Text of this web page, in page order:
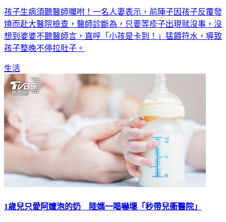
孩子生病須聽醫師囑咐！一名人妻表示，前陣子因孩子反覆發
燒而赴大醫院檢查，醫師診斷為，只要等疹子出現就沒事，沒
想到婆婆不聽醫師言，直呼「小孩是卡到！」猛餵符水，導致
孩子整晚不停拉肚子。
生活
1歲兒只愛阿嬤泡的奶 陸媽一喝嚇壞「秒帶兒衝醫院」